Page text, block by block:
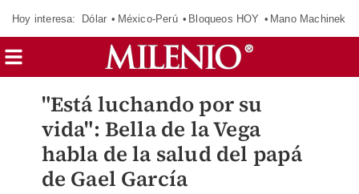
Hoy interesa: Dólar México-Perú Bloqueos HOY Mano Machinek
"Está luchando por su
vida": Bella de la Vega
habla de la salud del papá
de Gael García